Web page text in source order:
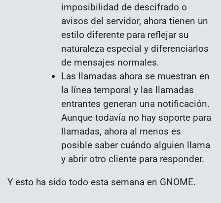
imposibilidad de descifrado o
avisos del servidor, ahora tienen un
estilo diferente para reflejar su
naturaleza especial y diferenciarlos
de mensajes normales.
Las llamadas ahora se muestran en
la línea temporal y las llamadas
entrantes generan una notificación.
Aunque todavía no hay soporte para
llamadas, ahora al menos es
posible saber cuándo alguien llama
y abrir otro cliente para responder.
Y esto ha sido todo esta semana en GNOME.